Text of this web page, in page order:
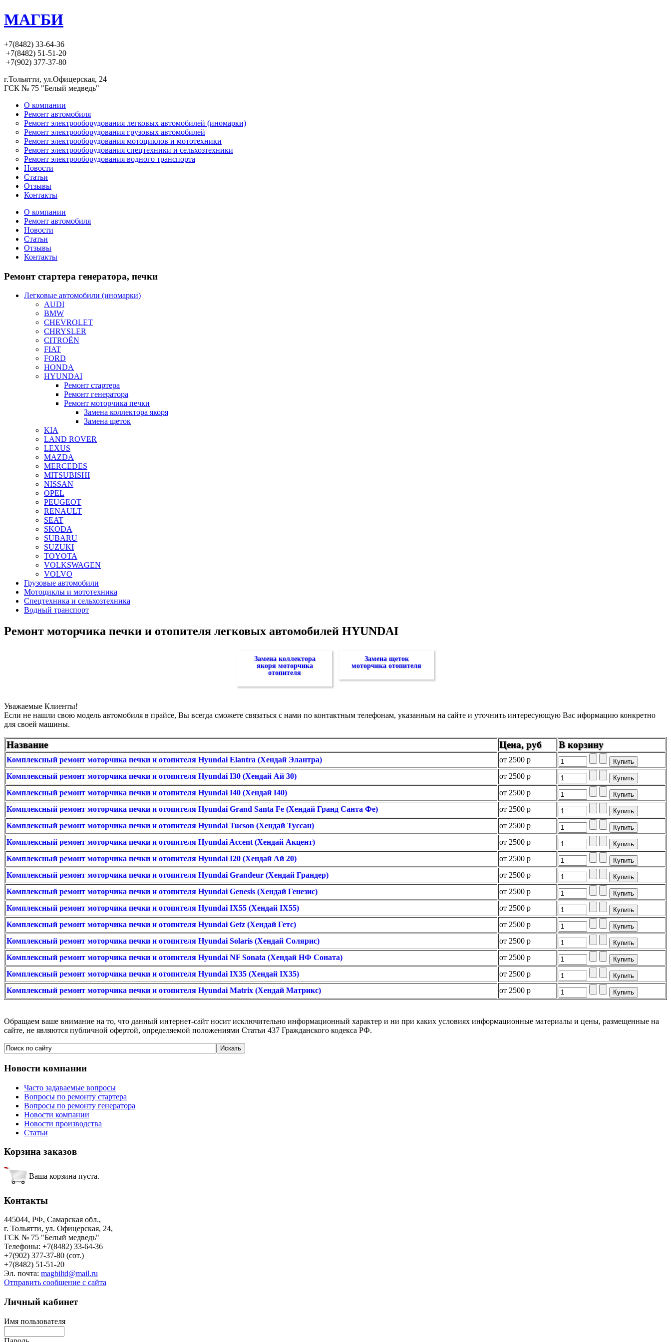
МАГБИ
+7(8482) 33-64-36
+7(8482) 51-51-20
+7(902) 377-37-80
г.Тольятти, ул.Офицерская, 24
ГСК № 75 "Белый медведь"
О компании
Ремонт автомобиля
Ремонт электрооборудования легковых автомобилей (иномарки)
Ремонт электрооборудования грузовых автомобилей
Ремонт электрооборудования мотоциклов и мототехники
Ремонт электрооборудования спецтехники и сельхозтехники
Ремонт электрооборудования водного транспорта
Новости
Статьи
Отзывы
Контакты
О компании
Ремонт автомобиля
Новости
Статьи
Отзывы
Контакты
Ремонтстартера генератора, печки
Легковые автомобили (иномарки)
AUDI
BMW
CHEVROLET
CHRYSLER
CITROЁN
FIAT
FORD
HONDA
HYUNDAI
Ремонт стартера
Ремонт генератора
Ремонт моторчика печки
Замена коллектора якоря
Замена щеток
KIA
LAND ROVER
LEXUS
MAZDA
MERCEDES
MITSUBISHI
NISSAN
OPEL
PEUGEOT
RENAULT
SEAT
SKODA
SUBARU
SUZUKI
TOYOTA
VOLKSWAGEN
VOLVO
Грузовые автомобили
Мотоциклы и мототехника
Спецтехника и сельхозтехника
Водный транспорт
Ремонт моторчика печки и отопителя легковых автомобилей HYUNDAI
Замена коллектора
якоря моторчика
отопителя
Замена щеток
моторчика отопителя
Уважаемые Клиенты!
Если не нашли свою модель автомобиля в прайсе, Вы всегда сможете связаться с нами по контактным телефонам, указанным на сайте и уточнить интересующую Вас иформацию конкретно
для своей машины.
Название Цена, руб В корзину
Комплексный ремонт моторчика печки и отопителя Hyundai Elantra (Хендай Элантра) от 2500 р
Комплексный ремонт моторчика печки и отопителя Hyundai I30 (Хендай Ай 30)
от 2500 р
Комплексный ремонт моторчика печки и отопителя Hyundai I40 (Хендай I40)
от 2500 р
Комплексный ремонт моторчика печки и отопителя Hyundai Grand Santa Fe (Хендай Гранд Санта Фе)
от 2500 р
Комплексный ремонт моторчика печки и отопителя Hyundai Tucson (Хендай Туссан)
от 2500 р
Комплексный ремонт моторчика печки и отопителя Hyundai Accent (Хендай Акцент)
от 2500 р
Комплексный ремонт моторчика печки и отопителя Hyundai I20 (Хендай Ай 20)
от 2500 р
Комплексный ремонт моторчика печки и отопителя Hyundai Grandeur (Хендай Грандер)
от 2500 р
Комплексный ремонт моторчика печки и отопителя Hyundai Genesis (Хендай Генезис)
от 2500 р
Комплексный ремонт моторчика печки и отопителя Hyundai IX55 (Хендай IX55)
от 2500 р
Комплексный ремонт моторчика печки и отопителя Hyundai Getz (Хендай Гетс)
от 2500 р
Комплексный ремонт моторчика печки и отопителя Hyundai Solaris (Хендай Солярис)
от 2500 р
Комплексный ремонт моторчика печки и отопителя Hyundai NF Sonata (Хендай НФ Соната)
от 2500 р
Комплексный ремонт моторчика печки и отопителя Hyundai IX35 (Хендай IX35)
от 2500 р
Комплексный ремонт моторчика печки и отопителя Hyundai Matrix (Хендай Матрикс)
от 2500 р
Обращаем ваше внимание на то, что данный интернет-сайт носит исключительно информационный характер и ни при каких условиях информационные материалы и цены, размещенные на
сайте, не являются публичной офертой, определяемой положениями Статьи 437 Гражданского кодекса РФ.
Новости компании
Часто задаваемые вопросы
Вопросы по ремонту стартера
Вопросы по ремонту генератора
Новости компании
Новости производства
Статьи
Корзина заказов
Ваша корзина пуста.
Контакты
445044, РФ, Самарская обл.,
г. Тольятти, ул. Офицерская, 24,
ГСК № 75 "Белый медведь"
Телефоны: +7(8482) 33-64-36
+7(902) 377-37-80 (сот.)
+7(8482) 51-51-20
Эл. почта: magbiltd@mail.ru
Отправить сообщение с сайта
Личный кабинет
Имя пользователя